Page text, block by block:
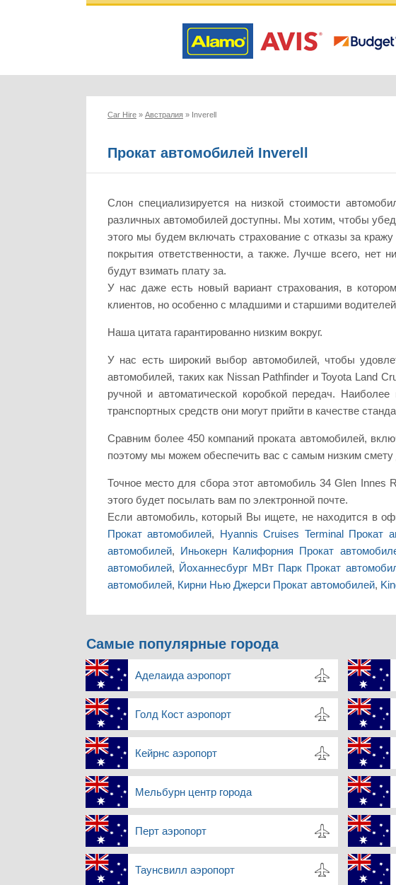
Car Hire » Австралия » Inverell
Прокат автомобилей Inverell
Слон специализируется на низкой стоимости
различных автомобилей доступны. Мы хотим, чтобы
этого мы будем включать страхование с отказы за
покрытия ответственности, а также. Лучше всего, нет
будут взимать плату за.
У нас даже есть новый вариант страхования, в
клиентов, но особенно с младшими и старшими
Наша цитата гарантированно низким вокруг.
У нас есть широкий выбор автомобилей, чтобы
автомобилей, таких как Nissan Pathfinder и Toyota Land
ручной и автоматической коробкой передач.
транспортных средств они могут прийти в качестве
Сравним более 450 компаний проката автомобилей,
поэтому мы можем обеспечить вас с самым низким
Точное место для сбора этот автомобиль 34 Glen Innes
этого будет посылать вам по электронной почте.
Если автомобиль, который Вы ищете, не находится в
Прокат автомобилей, Hyannis Cruises Terminal Прокат
автомобилей, Иньокерн Калифорния Прокат
автомобилей, Йоханнесбург МВт Парк Прокат
автомобилей, Кирни Нью Джерси Прокат автомобилей,
Самые популярные города
Аделаида аэропорт
Голд Кост аэропорт
Кейрнс аэропорт
Мельбурн центр города
Перт аэропорт
Таунсвилл аэропорт